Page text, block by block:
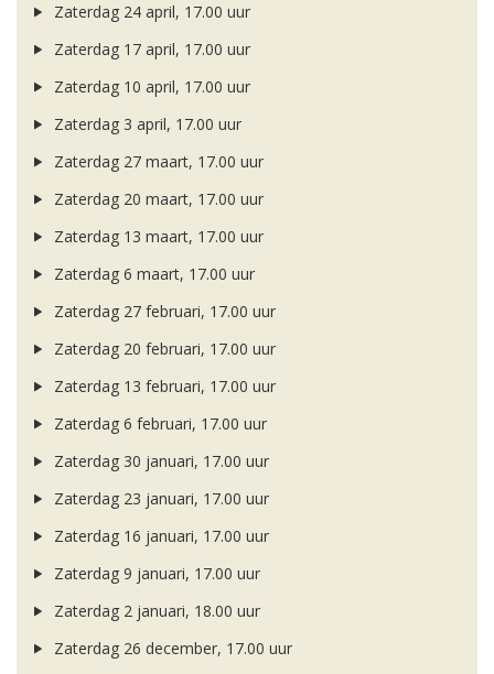
Zaterdag 24 april, 17.00 uur
Zaterdag 17 april, 17.00 uur
Zaterdag 10 april, 17.00 uur
Zaterdag 3 april, 17.00 uur
Zaterdag 27 maart, 17.00 uur
Zaterdag 20 maart, 17.00 uur
Zaterdag 13 maart, 17.00 uur
Zaterdag 6 maart, 17.00 uur
Zaterdag 27 februari, 17.00 uur
Zaterdag 20 februari, 17.00 uur
Zaterdag 13 februari, 17.00 uur
Zaterdag 6 februari, 17.00 uur
Zaterdag 30 januari, 17.00 uur
Zaterdag 23 januari, 17.00 uur
Zaterdag 16 januari, 17.00 uur
Zaterdag 9 januari, 17.00 uur
Zaterdag 2 januari, 18.00 uur
Zaterdag 26 december, 17.00 uur